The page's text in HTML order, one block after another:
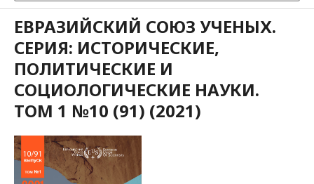
ЕВРАЗИЙСКИЙ СОЮЗ УЧЕНЫХ.
СЕРИЯ: ИСТОРИЧЕСКИЕ,
ПОЛИТИЧЕСКИЕ И
СОЦИОЛОГИЧЕСКИЕ НАУКИ.
ТОМ 1 №10 (91) (2021)